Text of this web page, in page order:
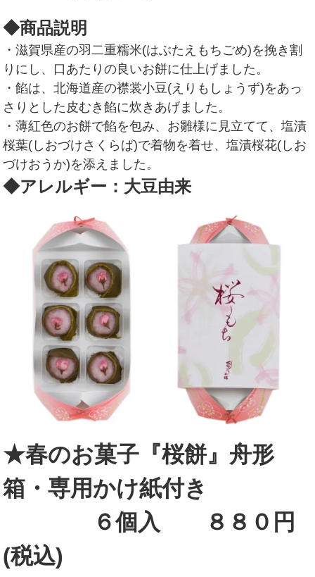
◆商品説明
・滋賀県産の羽二重糯米(はぶたえもちごめ)を挽き割
りにし、口あたりの良いお餅に仕上げました。
・餡は、北海道産の襟裳小豆(えりもしょうず)をあっ
さりとした皮むき餡に炊きあげました。
・薄紅色のお餅で餡を包み、お雛様に見立てて、塩漬
桜葉(しおづけさくらば)で着物を着せ、塩漬桜花(しお
づけおうか)を添えました。
◆アレルギー：大豆由来
★春のお菓子『桜餅』舟形
箱・専用かけ紙付き
６個入 ８８０円
(税込)